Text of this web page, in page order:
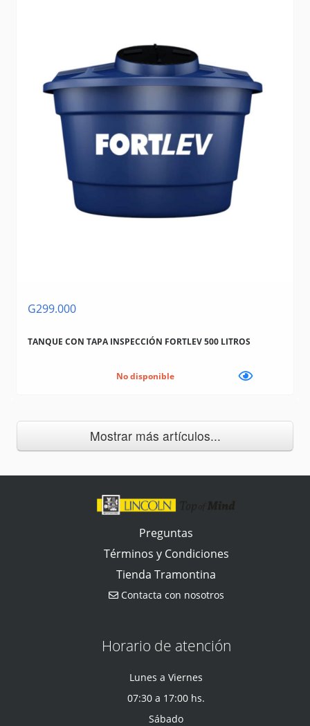
G299.000
TANQUE CON TAPA INSPECCIÓN FORTLEV 500 LITROS
No disponible
Mostrar más artículos...
Preguntas
Términos y Condiciones
Tienda Tramontina
Contacta con nosotros
Horario de atención
Lunes a Viernes
07:30 a 17:00 hs.
Sábado